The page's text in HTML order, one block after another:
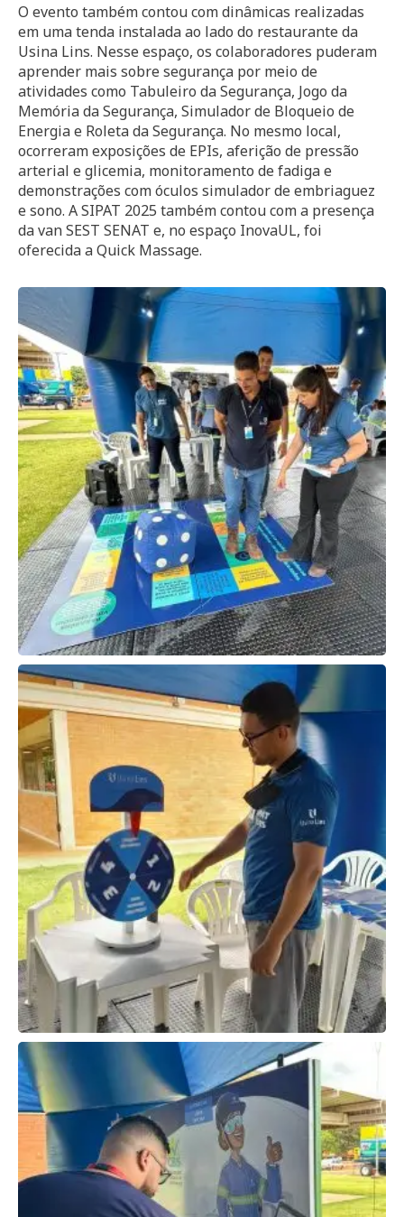
O evento também contou com dinâmicas realizadas
em uma tenda instalada ao lado do restaurante da
Usina Lins. Nesse espaço, os colaboradores puderam
aprender mais sobre segurança por meio de
atividades como Tabuleiro da Segurança, Jogo da
Memória da Segurança, Simulador de Bloqueio de
Energia e Roleta da Segurança. No mesmo local,
ocorreram exposições de EPIs, aferição de pressão
arterial e glicemia, monitoramento de fadiga e
demonstrações com óculos simulador de embriaguez
e sono. A SIPAT 2025 também contou com a presença
da van SEST SENAT e, no espaço InovaUL, foi
oferecida a Quick Massage.